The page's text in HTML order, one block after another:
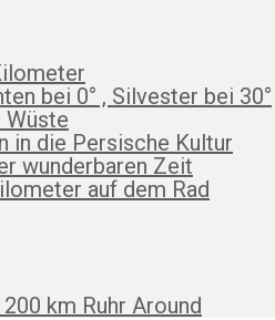
bei 0° , Silvester bei 30°
Wüste
in die Persische Kultur
wunderbaren Zeit
auf dem Rad
km Ruhr Around